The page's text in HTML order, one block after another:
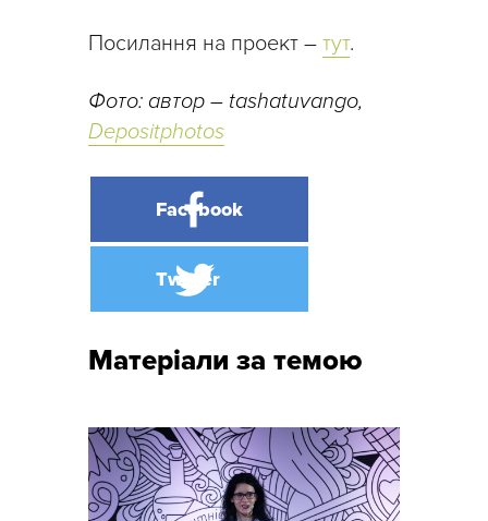
Посилання на проект – тут.
Фото: автор – tashatuvango,
Depositphotos
Матеріали за темою